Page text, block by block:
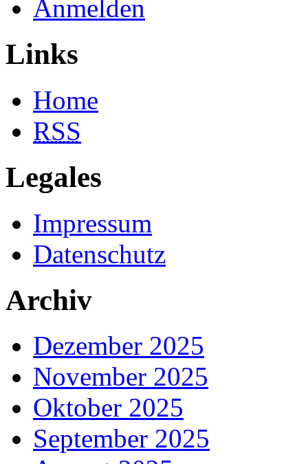
Anmelden
Links
Home
RSS
Legales
Impressum
Datenschutz
Archiv
Dezember 2025
November 2025
Oktober 2025
September 2025